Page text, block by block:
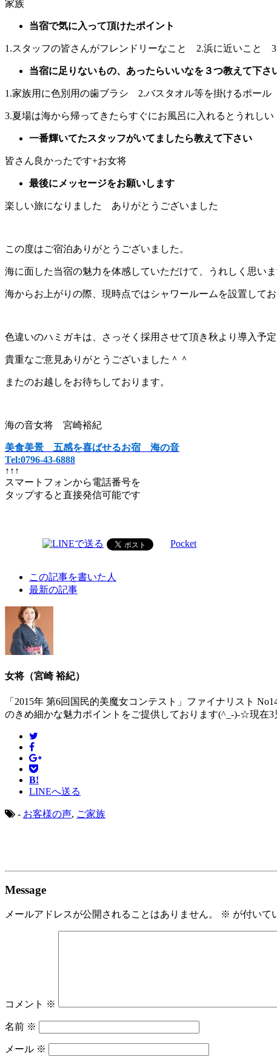
家族
当宿で気に入って頂けたポイント
1.スタッフの皆さんがフレンドリーなこと 2.浜に近いこと
当宿に足りないもの、あったらいいなを３つ教えて下さ
1.家族用に色別用の歯ブラシ 2.バスタオル等を掛けるポール
3.夏場は海から帰ってきたらすぐにお風呂に入れるとうれしい
一番輝いてたスタッフがいてましたら教えて下さい
皆さん良かったです+お女将
最後にメッセージをお願いします
楽しい旅になりました ありがとうございました
この度はご宿泊ありがとうございました。
海に面した当宿の魅力を体感していただけて、うれしく思い
海からお上がりの際、現時点ではシャワールームを設置して
色違いのハミガキは、さっそく採用させて頂き秋より導入予
貴重なご意見ありがとうございました＾＾
またのお越しをお待ちしております。
海の音女将 宮崎裕紀
美食美景 五感を喜ばせるお宿 海の音
Tel:0796-43-6888
↑↑↑
スマートフォンから電話番号を
タップすると直接発信可能です
Pocket
following
tabs
change
content
below.
この記事を書いた人
最新の記事
女将（宮崎 裕紀）
「2015年 第6回国民的美魔女コンテスト」ファイナリスト
のきめ細かな魅力ポイントをご提供しております(^_-)-☆現在3
B!
LINEへ送る
- お客様の声, ご家族
Message
メールアドレスが公開されることはありません。 ※ が付いて
コメント ※
名前 ※
メール ※